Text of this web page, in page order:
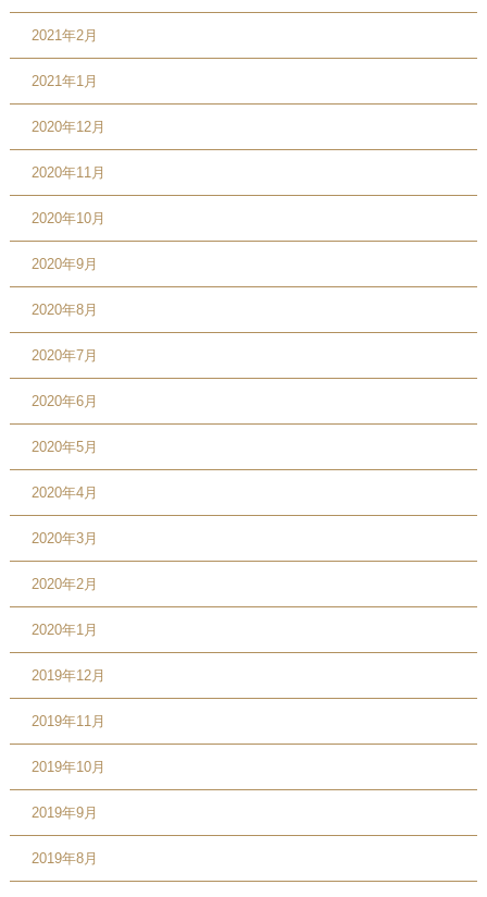
2021年2月
2021年1月
2020年12月
2020年11月
2020年10月
2020年9月
2020年8月
2020年7月
2020年6月
2020年5月
2020年4月
2020年3月
2020年2月
2020年1月
2019年12月
2019年11月
2019年10月
2019年9月
2019年8月